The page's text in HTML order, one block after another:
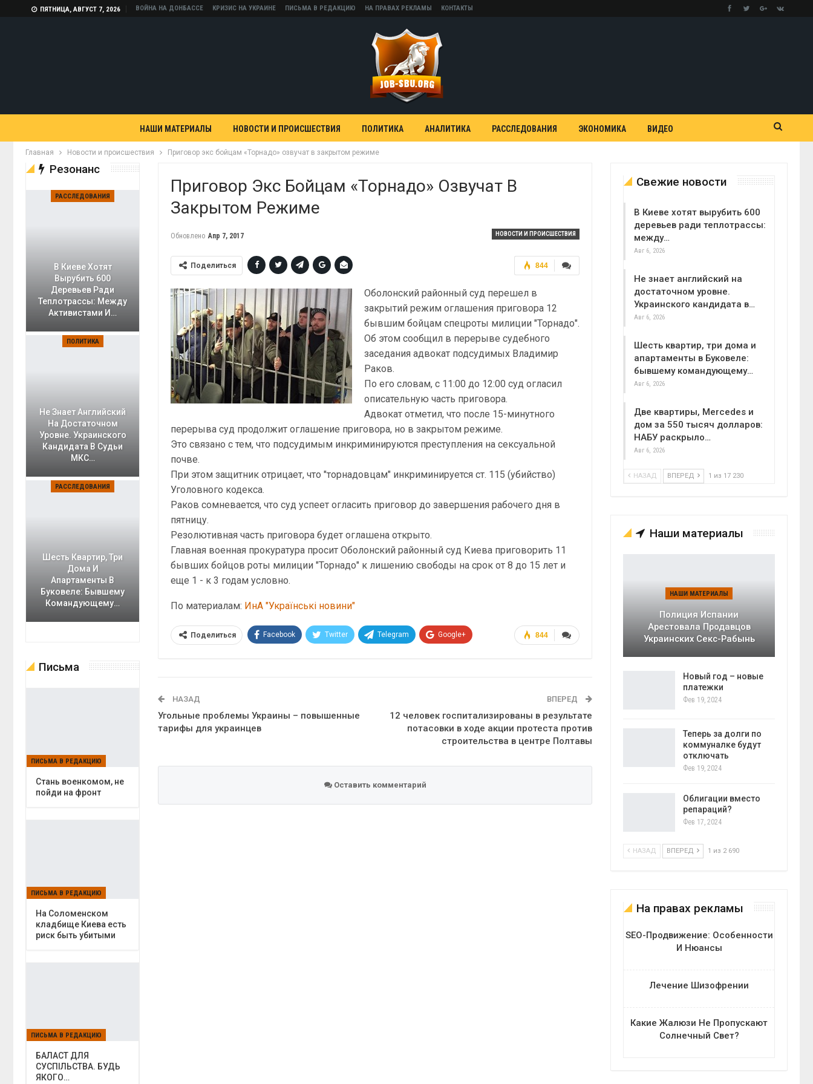
ПЯТНИЦА, АВГУСТ 7, 2026 ВОЙНА НА ДОНБАССЕ КРИЗИС НА УКРАИНЕ ПИСЬМА В РЕДАКЦИЮ НА ПРАВАХ РЕКЛАМЫ КОНТАКТЫ
НАШИ МАТЕРИАЛЫ НОВОСТИ И ПРОИСШЕСТВИЯ ПОЛИТИКА АНАЛИТИКА РАССЛЕДОВАНИЯ ЭКОНОМИКА ВИДЕО
Главная Новости и происшествия Приговор экс бойцам «Торнадо» озвучат в закрытом режиме
Приговор Экс Бойцам «Торнадо» Озвучат В
Закрытом Режиме
НОВОСТИ И ПРОИСШЕСТВИЯ
Обновлено Апр 7, 2017
844
Поделиться
Оболонский районный суд перешел в
закрытий режим оглашения приговора 12
бывшим бойцам спецроты милиции "Торнадо".
Об этом сообщил в перерыве судебного
заседания адвокат подсудимых Владимир
Раков.
По его словам, с 11:00 до 12:00 суд огласил
описательную часть приговора.
Адвокат отметил, что после 15-минутного
перерыва суд продолжит оглашение приговора, но в закрытом режиме.
Это связано с тем, что подсудимым инкриминируются преступления на сексуальной
почве.
При этом защитник отрицает, что "торнадовцам" инкриминируется ст. 115 (убийство)
Уголовного кодекса.
Раков сомневается, что суд успеет огласить приговор до завершения рабочего дня в
пятницу.
Резолютивная часть приговора будет оглашена открыто.
Главная военная прокуратура просит Оболонский районный суд Киева приговорить 11
бывших бойцов роты милиции "Торнадо" к лишению свободы на срок от 8 до 15 лет и
еще 1 - к 3 годам условно.
По материалам: ИнА "Українські новини"
844
Поделиться Facebook Twitter Telegram Google+
НАЗАД
Угольные проблемы Украины – повышенные
тарифы для украинцев
ВПЕРЕД
12 человек госпитализированы в результате
потасовки в ходе акции протеста против
строительства в центре Полтавы
Оставить комментарий
Свежие новости
В Киеве хотят вырубить 600
деревьев ради теплотрассы:
между…
Авг 6, 2026
Не знает английский на
достаточном уровне.
Украинского кандидата в…
Авг 6, 2026
Шесть квартир, три дома и
апартаменты в Буковеле:
бывшему командующему…
Авг 6, 2026
Две квартиры, Mercedes и
дом за 550 тысяч долларов:
НАБУ раскрыло…
Авг 6, 2026
НАЗАД ВПЕРЕД 1 из 17 230
Наши материалы
НАШИ МАТЕРИАЛЫ
Полиция Испании
Арестовала Продавцов
Украинских Секс-Рабынь
Новый год – новые
платежки
Фев 19, 2024
Теперь за долги по
коммуналке будут
отключать
Фев 19, 2024
Облигации вместо
репараций?
Фев 17, 2024
НАЗАД ВПЕРЕД 1 из 2 690
На правах рекламы
SEO-Продвижение: Особенности
И Нюансы
Лечение Шизофрении
Какие Жалюзи Не Пропускают
Солнечный Свет?
Резонанс
РАССЛЕДОВАНИЯ
В Киеве Хотят
Вырубить 600
Деревьев Ради
Теплотрассы: Между
Активистами И…
ПОЛИТИКА
Не Знает Английский
На Достаточном
Уровне. Украинского
Кандидата В Судьи
МКС…
РАССЛЕДОВАНИЯ
Шесть Квартир, Три
Дома И
Апартаменты В
Буковеле: Бывшему
Командующему…
Письма
ПИСЬМА В РЕДАКЦИЮ
Cтань военкомом, не
пойди на фронт
ПИСЬМА В РЕДАКЦИЮ
На Соломенском
кладбище Киева есть
риск быть убитыми
ПИСЬМА В РЕДАКЦИЮ
БАЛАСТ ДЛЯ
СУСПІЛЬСТВА. БУДЬ
ЯКОГО…